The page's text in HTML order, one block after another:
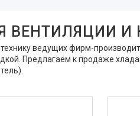
ВЕНТИЛЯЦИИ
ведущих фирм-
Предлагаем к продаже